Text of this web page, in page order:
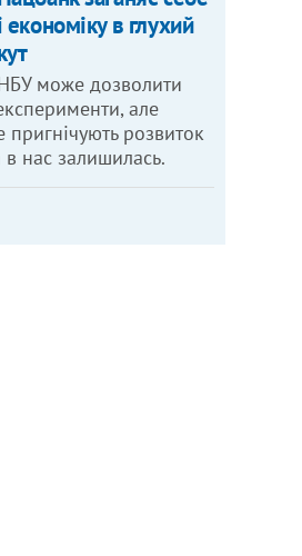
економіку в глухий
може дозволити
але
пригнічують розвиток
в нас залишилась.